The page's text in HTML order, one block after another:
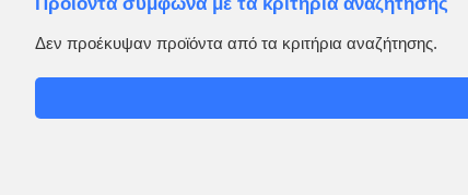
Δεν προέκυψαν προϊόντα από τα κριτήρια αναζήτησης.